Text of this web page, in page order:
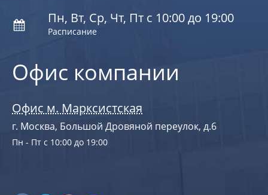
Офис компании
Офис м. Марксистская
г. Москва, Большой Дровяной переулок, д.6
Пн - Пт с 10:00 до 19:00
Пн, Вт, Ср, Чт, Пт с 10:00 до 19:00
Расписание